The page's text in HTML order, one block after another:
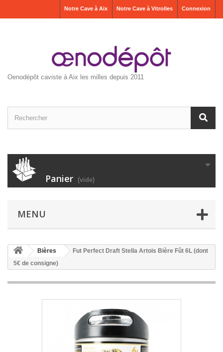
Connexion
Notre Cave à Vitrolles
Notre Cave à Aix
Oenodépôt caviste à Aix les milles depuis 2011
Panier (vide)
MENU
Bières
Fut Perfect Draft Stella Artois Bière Fût 6L (dont
5€ de consigne)